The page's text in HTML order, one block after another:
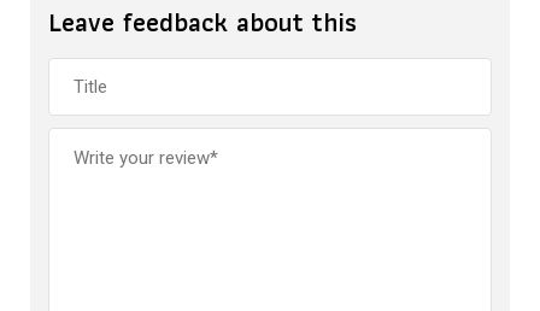
Leave feedback about this